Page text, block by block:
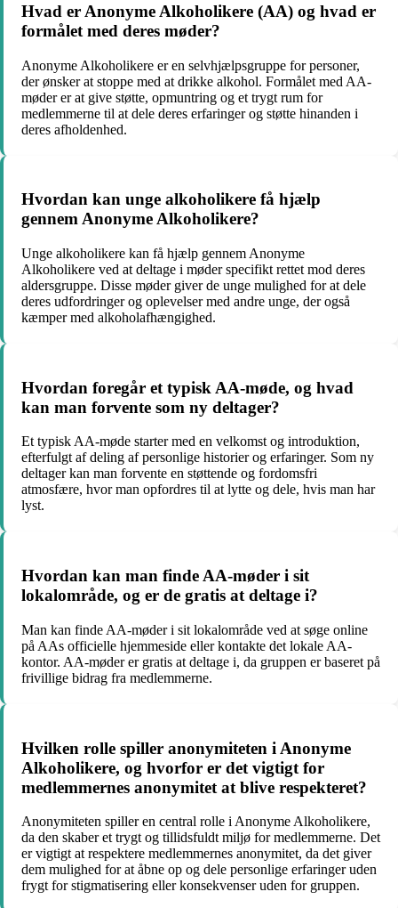
Hvad er Anonyme Alkoholikere (AA) og hvad er
formålet med deres møder?
Anonyme Alkoholikere er en selvhjælpsgruppe for personer,
der ønsker at stoppe med at drikke alkohol. Formålet med AA-
møder er at give støtte, opmuntring og et trygt rum for
medlemmerne til at dele deres erfaringer og støtte hinanden i
deres afholdenhed.
Hvordan kan unge alkoholikere få hjælp
gennem Anonyme Alkoholikere?
Unge alkoholikere kan få hjælp gennem Anonyme
Alkoholikere ved at deltage i møder specifikt rettet mod deres
aldersgruppe. Disse møder giver de unge mulighed for at dele
deres udfordringer og oplevelser med andre unge, der også
kæmper med alkoholafhængighed.
Hvordan foregår et typisk AA-møde, og hvad
kan man forvente som ny deltager?
Et typisk AA-møde starter med en velkomst og introduktion,
efterfulgt af deling af personlige historier og erfaringer. Som ny
deltager kan man forvente en støttende og fordomsfri
atmosfære, hvor man opfordres til at lytte og dele, hvis man har
lyst.
Hvordan kan man finde AA-møder i sit
lokalområde, og er de gratis at deltage i?
Man kan finde AA-møder i sit lokalområde ved at søge online
på AAs officielle hjemmeside eller kontakte det lokale AA-
kontor. AA-møder er gratis at deltage i, da gruppen er baseret på
frivillige bidrag fra medlemmerne.
Hvilken rolle spiller anonymiteten i Anonyme
Alkoholikere, og hvorfor er det vigtigt for
medlemmernes anonymitet at blive respekteret?
Anonymiteten spiller en central rolle i Anonyme Alkoholikere,
da den skaber et trygt og tillidsfuldt miljø for medlemmerne. Det
er vigtigt at respektere medlemmernes anonymitet, da det giver
dem mulighed for at åbne op og dele personlige erfaringer uden
frygt for stigmatisering eller konsekvenser uden for gruppen.